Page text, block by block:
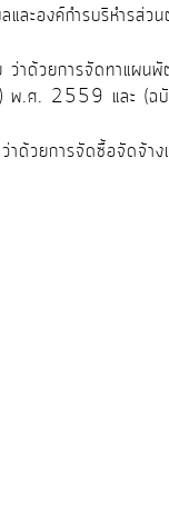
ละองค์กำรบริหำรส่
ว่าด้วยการจัดทาแผ
พ.ศ. 2559 และ
ว่าด้วยการจัดซื้อจัดจ้